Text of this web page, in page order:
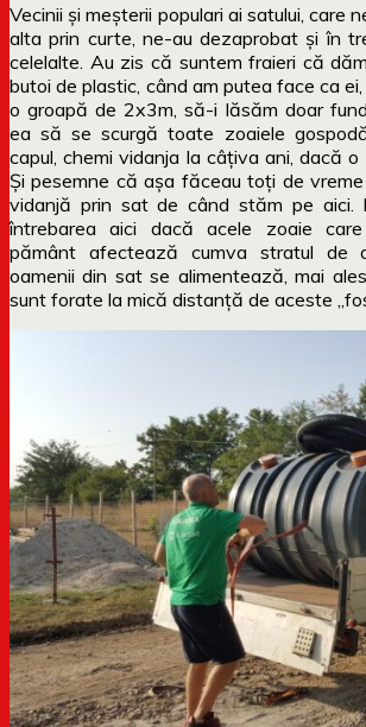
Vecinii și meșterii populari ai satului, care
alta prin curte, ne-au dezaprobat și în
celelalte. Au zis că suntem fraieri că
butoi de plastic, când am putea face ca
o groapă de 2x3m, să-i lăsăm doar
ea să se scurgă toate zoaiele
capul, chemi vidanja la câțiva ani, dacă o
Și pesemne că așa făceau toți de
vidanjă prin sat de când stăm pe aici.
întrebarea aici dacă acele zoaie
pământ afectează cumva stratul de
oamenii din sat se alimentează, mai
sunt forate la mică distanță de aceste